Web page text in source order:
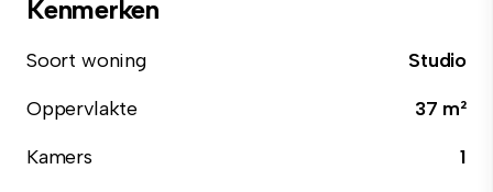
Kenmerken
Soort woning
Studio
Oppervlakte
37 m²
Kamers
1